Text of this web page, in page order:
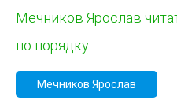
Мечников Ярослав
по порядку
Мечников Ярослав